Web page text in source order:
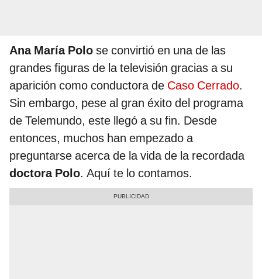
Ana María Polo se convirtió en una de las
grandes figuras de la televisión gracias a su
aparición como conductora de Caso Cerrado.
Sin embargo, pese al gran éxito del programa
de Telemundo, este llegó a su fin. Desde
entonces, muchos han empezado a
preguntarse acerca de la vida de la recordada
doctora Polo. Aquí te lo contamos.